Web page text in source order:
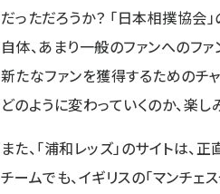
だっただろうか？ 「日本相撲協会
自体、あまり一般のファンへのフ
新たなファンを獲得するためのチ
どのように変わっていくのか、楽し
また、「浦和レッズ」のサイトは、
チームでも、イギリスの「マンチェ